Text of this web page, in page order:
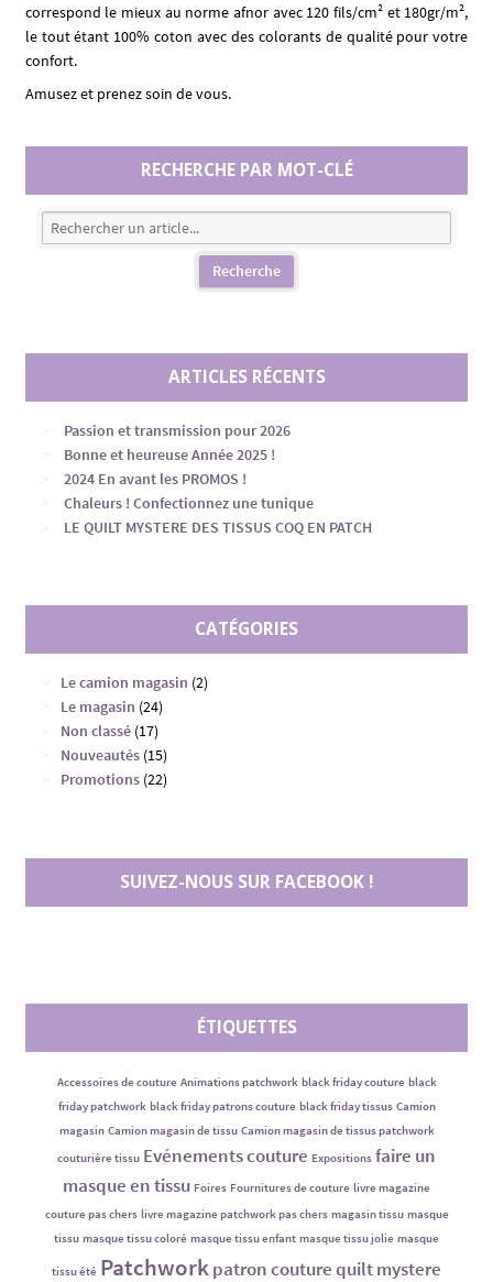
correspond le mieux au norme afnor avec 120 fils/cm² et 180gr/m²,
le tout étant 100% coton avec des colorants de qualité pour votre
confort.
Amusez et prenez soin de vous.
RECHERCHE PAR MOT-CLÉ
ARTICLES RÉCENTS
Passion et transmission pour 2026
Bonne et heureuse Année 2025 !
2024 En avant les PROMOS !
Chaleurs ! Confectionnez une tunique
LE QUILT MYSTERE DES TISSUS COQ EN PATCH
CATÉGORIES
Le camion magasin (2)
Le magasin (24)
Non classé (17)
Nouveautés (15)
Promotions (22)
SUIVEZ-NOUS SUR FACEBOOK !
ÉTIQUETTES
Accessoires de couture Animations patchwork black friday couture black
friday patchwork black friday patrons couture black friday tissus Camion
magasin Camion magasin de tissu Camion magasin de tissus patchwork
couturière tissu Evénements couture Expositions faire un
masque en tissu Foires Fournitures de couture livre magazine
couture pas chers livre magazine patchwork pas chers magasin tissu masque
tissu masque tissu coloré masque tissu enfant masque tissu jolie masque
tissu été Patchworkpatron couturequilt mystere